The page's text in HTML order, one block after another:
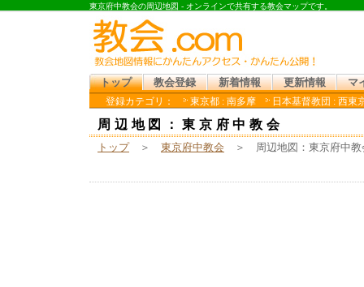
東京府中教会の周辺地図 - オンラインで共有する教会マップです。
トップ 教会登録 新着情報 更新情報
マ
登録カテゴリ：
東京都 : 南多摩 日本基督教団 : 西東
周辺地図：東京府中教会
トップ ＞ 東京府中教会 ＞ 周辺地図：東京府中教